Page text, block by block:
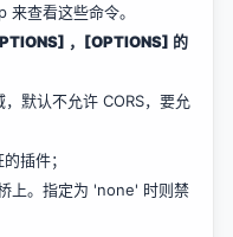
查看这些命令。
，[OPTIONS] 的
默认不允许 CORS，要允
的插件；
上。指定为 'none' 时则禁